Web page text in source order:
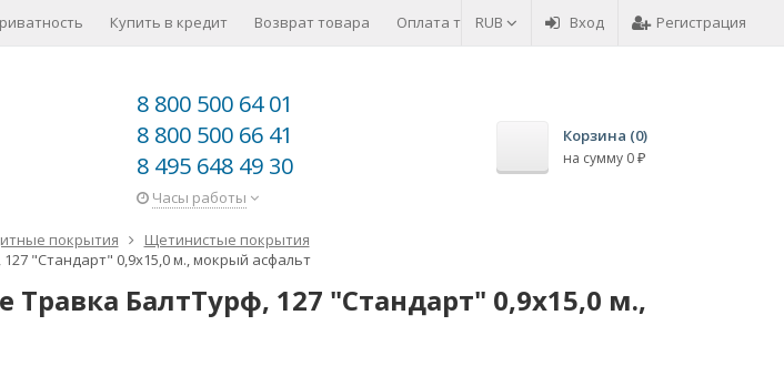
RUB Вход Регистрация
Купить в кредит Возврат товара
Оплата товара
8 800 500 64 01
8 800 500 66 41
8 495 648 49 30
Часы работы
Корзина (0)
на сумму 0 ₽
покрытия
Щетинистые покрытия
"Стандарт" 0,9x15,0 м., мокрый асфальт
БалтТурф, 127 "Стандарт" 0,9x15,0 м.,